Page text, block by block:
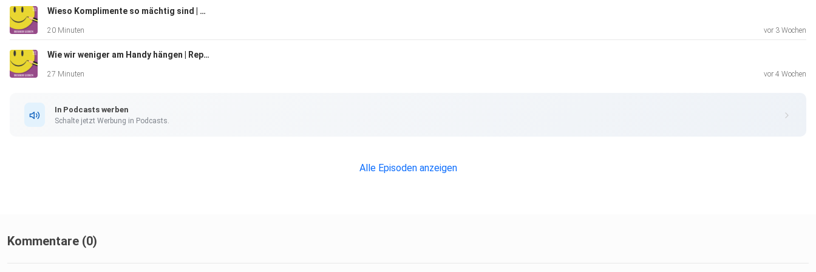
Wieso Komplimente so mächtig sind | Replay
20 Minuten vor 3 Wochen
Wie wir weniger am Handy hängen | Replay
27 Minuten vor 4 Wochen
In Podcasts werben
Schalte jetzt Werbung in Podcasts.
Alle Episoden anzeigen
Kommentare (0)